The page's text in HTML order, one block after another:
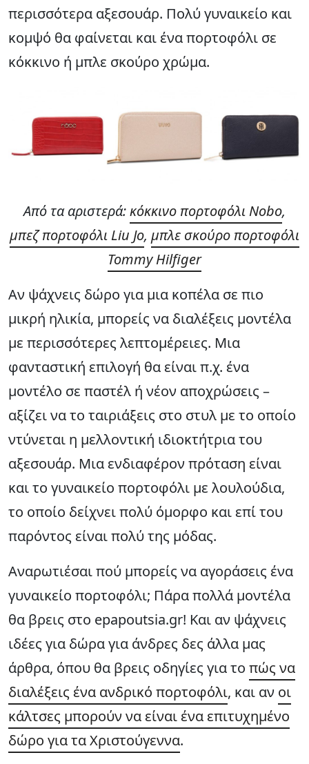
περισσότερα αξεσουάρ. Πολύ γυναικείο και
κομψό θα φαίνεται και ένα πορτοφόλι σε
κόκκινο ή μπλε σκούρο χρώμα.
Από τα αριστερά:κόκκινο πορτοφόλι Nobo,
μπεζ πορτοφόλι Liu Jo, μπλε σκούρο πορτοφόλι
Tommy Hilfiger
Αν ψάχνεις δώρο για μια κοπέλα σε πιο
μικρή ηλικία, μπορείς να διαλέξεις μοντέλα
με περισσότερες λεπτομέρειες. Μια
φανταστική επιλογή θα είναι π.χ. ένα
μοντέλο σε παστέλ ή νέον αποχρώσεις –
αξίζει να το ταιριάξεις στο στυλ με το οποίο
ντύνεται η μελλοντική ιδιοκτήτρια του
αξεσουάρ. Μια ενδιαφέρον πρόταση είναι
και το γυναικείο πορτοφόλι με λουλούδια,
το οποίο δείχνει πολύ όμορφο και επί του
παρόντος είναι πολύ της μόδας.
Αναρωτιέσαι πού μπορείς να αγοράσεις ένα
γυναικείο πορτοφόλι; Πάρα πολλά μοντέλα
θα βρεις στο epapoutsia.gr! Και αν ψάχνεις
ιδέες για δώρα για άνδρες δες άλλα μας
άρθρα, όπου θα βρεις οδηγίες για το πώς να
διαλέξεις ένα ανδρικό πορτοφόλι, και αν οι
κάλτσες μπορούν να είναι ένα επιτυχημένο
δώρο για τα Χριστούγεννα.